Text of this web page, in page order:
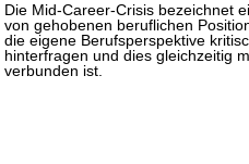
Die Mid-Career-Crisis bezeichnet
von gehobenen beruflichen
die eigene Berufsperspektive
hinterfragen und dies gleichzeitig
verbunden ist.